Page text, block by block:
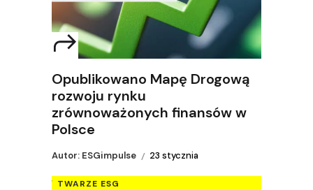
Opublikowano Mapę Drogową
rozwoju rynku
zrównoważonych finansów w
Polsce
Autor: ESGimpulse 23 stycznia
TWARZE ESG